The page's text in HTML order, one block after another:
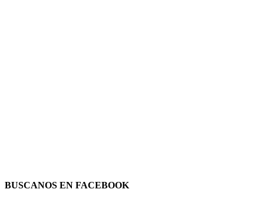
BUSCANOS EN FACEBOOK